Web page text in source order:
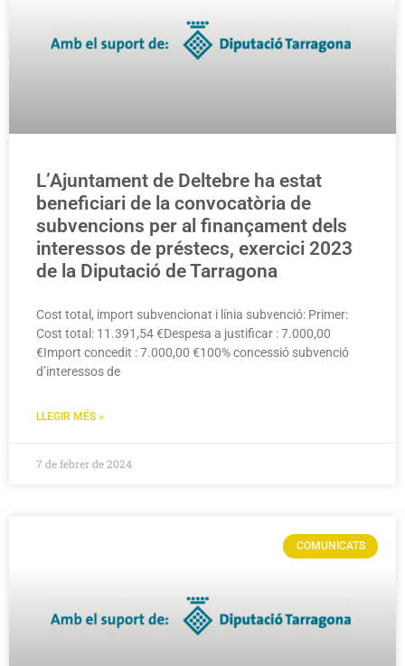
L’Ajuntament de Deltebre ha estat
beneficiari de la convocatòria de
subvencions per al finançament dels
interessos de préstecs, exercici 2023
de la Diputació de Tarragona
Cost total, import subvencionat i línia subvenció: Primer:
Cost total: 11.391,54 €Despesa a justificar : 7.000,00
€Import concedit : 7.000,00 €100% concessió subvenció
d’interessos de
LLEGIR MÉS »
7 de febrer de 2024
COMUNICATS